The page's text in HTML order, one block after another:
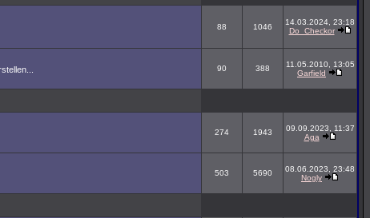
88 1046
14.03.2024, 23:18
Do_Checkor
90 388
11.05.2010, 13:05
Garfield
274 1943
09.09.2023, 11:37
Aga
503 5690
08.06.2023, 23:48
Nogly